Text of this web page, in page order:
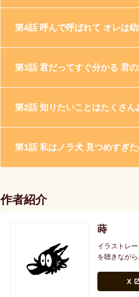
第4話 呼んで呼ばれて オレは
第3話 君だってすぐ分かる 君
第2話 知りたいことはたくさん
第1話 私はノラ犬 見つめすぎ
作者紹介
蒔
イラストレ
を聴きながら
X